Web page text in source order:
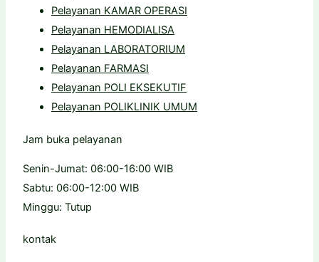
Pelayanan KAMAR OPERASI
Pelayanan HEMODIALISA
Pelayanan LABORATORIUM
Pelayanan FARMASI
Pelayanan POLI EKSEKUTIF
Pelayanan POLIKLINIK UMUM
Jam buka pelayanan
Senin-Jumat: 06:00-16:00 WIB
Sabtu: 06:00-12:00 WIB
Minggu: Tutup
kontak